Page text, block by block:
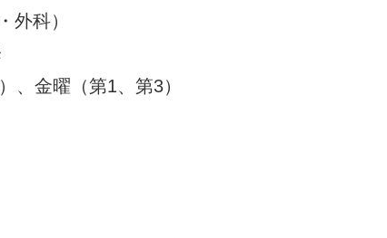
外科）
、金曜（第1、第3）